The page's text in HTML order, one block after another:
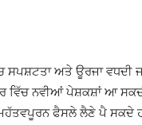
ਸਪਸ਼ਟਤਾ ਅਤੇ ਊਰਜਾ
ਵਿੱਚ ਨਵੀਆਂ ਪੇਸ਼ਕਸ਼ਾਂ ਆ
ਫੈਸਲੇ ਲੈਣੇ ਪੈ ਸਕਦੇ